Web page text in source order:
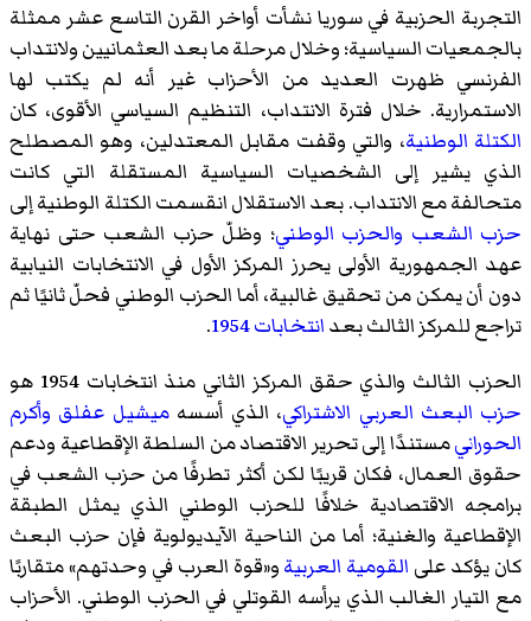
التجربة الحزبية في سوريا نشأت أواخر القرن التاسع عشر ممثلة
بالجمعيات السياسية؛ وخلال مرحلة ما بعد العثمانيين ولانتداب
الفرنسي ظهرت العديد من الأحزاب غير أنه لم يكتب لها
الاستمرارية. خلال فترة الانتداب، التنظيم السياسي الأقوى، كان
الكتلة الوطنية، والتي وقفت مقابل المعتدلين، وهو المصطلح
الذي يشير إلى الشخصيات السياسية المستقلة التي كانت
متحالفة مع الانتداب. بعد الاستقلال انقسمت الكتلة الوطنية إلى
حزب الشعب والحزب الوطني؛ وظلّ حزب الشعب حتى نهاية
عهد الجمهورية الأولى يحرز المركز الأول في الانتخابات النيابية
دون أن يمكن من تحقيق غالبية، أما الحزب الوطني فحلّ ثانيًا ثم
تراجع للمركز الثالث بعدانتخابات 1954
.
الحزب الثالث والذي حقق المركز الثاني منذ انتخابات 1954 هو
حزب البعث العربي الاشتراكي، الذي أسسهميشيل عفلق وأكرم
الحورانيمستندًا إلى تحرير الاقتصاد من السلطة الإقطاعية ودعم
حقوق العمال، فكان قريبًا لكن أكثر تطرفًا من حزب الشعب في
برامجه الاقتصادية خلافًا للحزب الوطني الذي يمثل الطبقة
الإقطاعية والغنية؛ أما من الناحية الآيديولوية فإن حزب البعث
كان يؤكد على القومية العربيةو«قوة العرب في وحدتهم» متقاربًا
مع التيار الغالب الذي يرأسه القوتلي في الحزب الوطني. الأحزاب